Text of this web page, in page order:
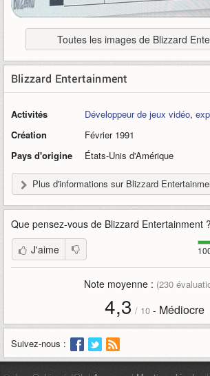
Toutes les images de Blizzard
Blizzard Entertainment
Activités Développeur de jeux vidéo,
Création
Février 1991
Pays d'origine
États-Unis d'Amérique
Plus d'informations sur Blizzard
Que pensez-vous de Blizzard Entertainment ?
J'aime
Note moyenne : (230
4,3 / 10- Médiocre
Suivez-nous :